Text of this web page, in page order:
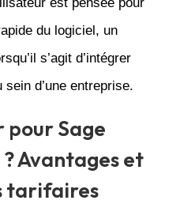
du logiciel, un
s’agit d’intégrer
d’une entreprise.
pour Sage
? Avantages et
tarifaires